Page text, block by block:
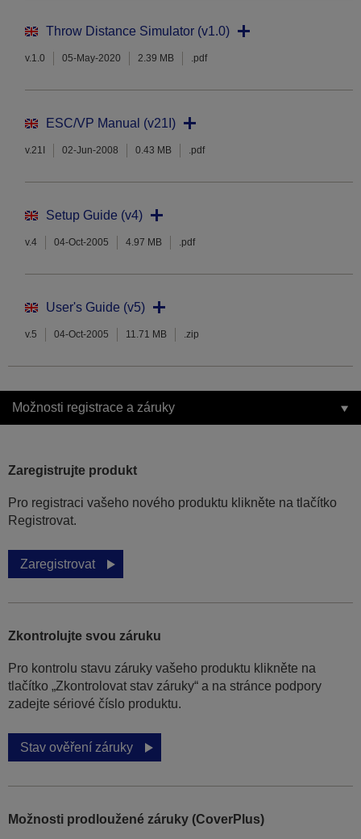
Throw Distance Simulator (v1.0)
v.1.0 05-May-2020 2.39 MB .pdf
ESC/VP Manual (v21I)
v.21I 02-Jun-2008 0.43 MB .pdf
Setup Guide (v4)
v.4 04-Oct-2005 4.97 MB .pdf
User's Guide (v5)
v.5 04-Oct-2005 11.71 MB .zip
Možnosti registrace a záruky
Zaregistrujte produkt
Pro registraci vašeho nového produktu klikněte na tlačítko
Registrovat.
Zaregistrovat
Zkontrolujte svou záruku
Pro kontrolu stavu záruky vašeho produktu klikněte na
tlačítko „Zkontrolovat stav záruky“ a na stránce podpory
zadejte sériové číslo produktu.
Stav ověření záruky
Možnosti prodloužené záruky (CoverPlus)